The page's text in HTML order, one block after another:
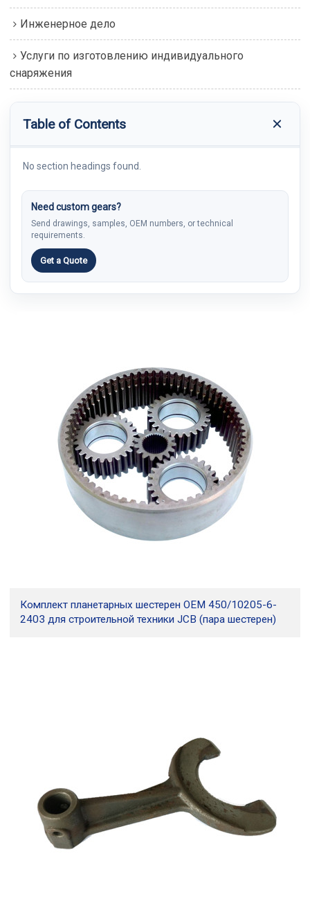
Инженерное дело
Услуги по изготовлению индивидуального
снаряжения
Table of Contents
No section headings found.
Need custom gears?
Send drawings, samples, OEM numbers, or technical
requirements.
Get a Quote
Комплект планетарных шестерен OEM 450/10205-6-
2403 для строительной техники JCB (пара шестерен)